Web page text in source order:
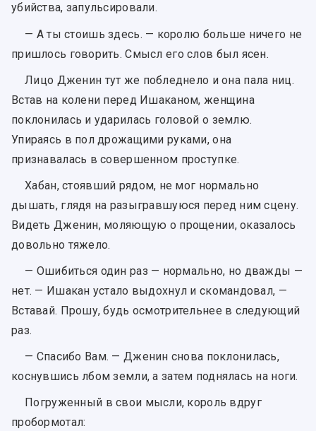
убийства, запульсировали.
— А ты стоишь здесь. — королю больше ничего не
пришлось говорить. Смысл его слов был ясен.
Лицо Дженин тут же побледнело и она пала ниц.
Встав на колени перед Ишаканом, женщина
поклонилась и ударилась головой о землю.
Упираясь в пол дрожащими руками, она
признавалась в совершенном проступке.
Хабан, стоявший рядом, не мог нормально
дышать, глядя на разыгравшуюся перед ним сцену.
Видеть Дженин, моляющую о прощении, оказалось
довольно тяжело.
— Ошибиться один раз — нормально, но дважды —
нет. — Ишакан устало выдохнул и скомандовал, —
Вставай. Прошу, будь осмотрительнее в следующий
раз.
— Спасибо Вам. — Дженин снова поклонилась,
коснувшись лбом земли, а затем поднялась на ноги.
Погруженный в свои мысли, король вдруг
пробормотал: